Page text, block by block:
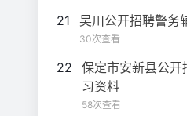
21 吴川公开招聘警务
30次查看
22
保定市安新县公开
习资料
58次查看